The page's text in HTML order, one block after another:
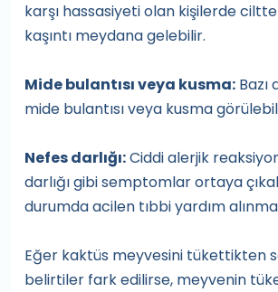
karşı hassasiyeti olan kişilerde
kaşıntı meydana gelebilir.
Mide bulantısı veya kusma:
mide bulantısı veya kusma
Nefes darlığı:Ciddi alerjik
darlığı gibi semptomlar ortaya
durumda acilen tıbbi yardım
Eğer kaktüs meyvesini tükettikten
belirtiler fark edilirse, meyvenin